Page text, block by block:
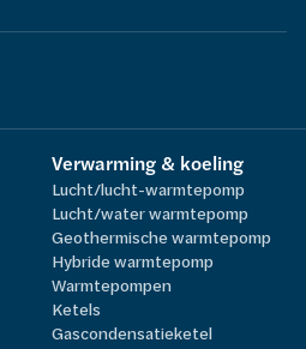
Verwarming & koeling
Lucht/lucht-warmtepomp
Lucht/water warmtepomp
Geothermische warmtepomp
Hybride warmtepomp
Warmtepompen
Ketels
Gascondensatieketel